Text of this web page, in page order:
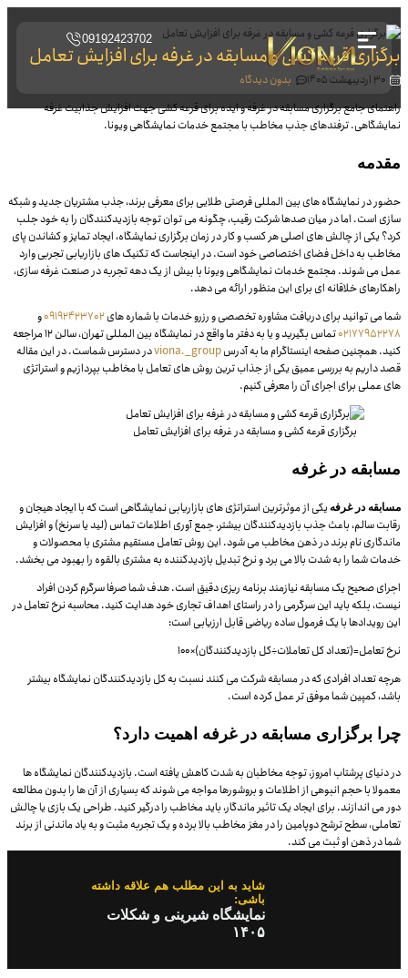
09192423702
برگزاری قرعه کشی و مسابقه در غرفه برای افزایش تعامل
۳۰ اردیبهشت ۱۴۰۵
بدون دیدگاه
راهنمای جامع برگزاری مسابقه در غرفه و ایده برای قرعه کشی جهت افزایش جذابیت غرفه
نمایشگاهی. ترفندهای جذب مخاطب با مجتمع خدمات نمایشگاهی ویونا.
مقدمه
حضور در نمایشگاه های بین المللی فرصتی طلایی برای معرفی برند، جذب مشتریان جدید و شبکه
سازی است. اما در میان صدها شرکت رقیب، چگونه می توان توجه بازدیدکنندگان را به خود جلب
کرد؟ یکی از چالش های اصلی هر کسب و کار در زمان برگزاری نمایشگاه، ایجاد تمایز و کشاندن پای
مخاطب به داخل فضای اختصاصی خود است. در اینجاست که تکنیک های بازاریابی تجربی وارد
عمل می شوند. مجتمع خدمات نمایشگاهی ویونا با بیش از یک دهه تجربه در صنعت غرفه سازی،
راهکارهای خلاقانه ای برای این منظور ارائه می دهد.
شما می توانید برای دریافت مشاوره تخصصی و رزرو خدمات با شماره های09192423702و
02177952278
تماس بگیرید و یا به دفتر ما واقع در نمایشگاه بین المللی تهران، سالن ۱۲ مراجعه
کنید. همچنین صفحه اینستاگرام ما به آدرسviona._groupدر دسترس شماست. در این مقاله
قصد داریم به بررسی عمیق یکی از جذاب ترین روش های تعامل با مخاطب بپردازیم و استراتژی
های عملی برای اجرای آن را معرفی کنیم.
برگزاری قرعه کشی و مسابقه در غرفه برای افزایش تعامل
مسابقه در غرفه
مسابقه در غرفه یکی از موثرترین استراتژی های بازاریابی نمایشگاهی است که با ایجاد هیجان و
رقابت سالم، باعث جذب بازدیدکنندگان بیشتر، جمع آوری اطلاعات تماس (لید یا سرنخ) و افزایش
ماندگاری نام برند در ذهن مخاطب می شود. این روش تعامل مستقیم مشتری با محصولات و
خدمات شما را به شدت بالا می برد و نرخ تبدیل بازدیدکننده به مشتری بالقوه را بهبود می بخشد.
اجرای صحیح یک مسابقه نیازمند برنامه ریزی دقیق است. هدف شما صرفا سرگرم کردن افراد
نیست، بلکه باید این سرگرمی را در راستای اهداف تجاری خود هدایت کنید. محاسبه نرخ تعامل در
این رویدادها با یک فرمول ساده ریاضی قابل ارزیابی است:
نرخ تعامل=(تعداد کل تعاملات÷کل بازدیدکنندگان)×۱۰۰
هرچه تعداد افرادی که در مسابقه شرکت می کنند نسبت به کل بازدیدکنندگان نمایشگاه بیشتر
باشد، کمپین شما موفق تر عمل کرده است.
چرا برگزاری مسابقه در غرفه اهمیت دارد؟
در دنیای پرشتاب امروز، توجه مخاطبان به شدت کاهش یافته است. بازدیدکنندگان نمایشگاه ها
معمولا با حجم انبوهی از اطلاعات و بروشورها مواجه می شوند که بسیاری از آن ها را بدون مطالعه
دور می اندازند. برای ایجاد یک تاثیر ماندگار، باید مخاطب را درگیر کنید. طراحی یک بازی یا چالش
تعاملی، سطح ترشح دوپامین را در مغز مخاطب بالا برده و یک تجربه مثبت و به یاد ماندنی از برند
شما در ذهن او ثبت می کند.
شاید به این مطلب هم علاقه داشته
باشی:
نمایشگاه شیرینی و شکلات
۱۴۰۵